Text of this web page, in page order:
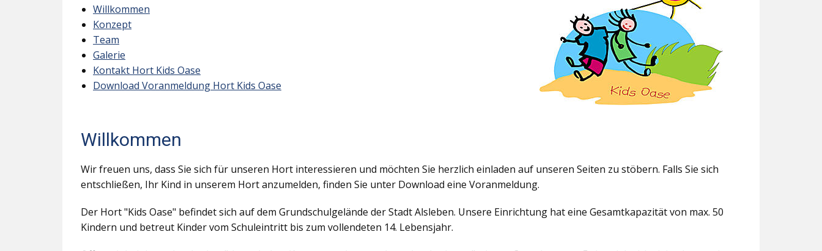
Willkommen
Konzept
Team
Galerie
Kontakt Hort Kids Oase
Download Voranmeldung Hort Kids Oase
Willkommen
Wir freuen uns, dass Sie sich für unseren Hort interessieren und möchten Sie herzlich einladen auf unseren Seiten zu stöbern. Falls Sie sich
entschließen, Ihr Kind in unserem Hort anzumelden, finden Sie unter Download eine Voranmeldung.
Der Hort "Kids Oase" befindet sich auf dem Grundschulgelände der Stadt Alsleben. Unsere Einrichtung hat eine Gesamtkapazität von max. 50
Kindern und betreut Kinder vom Schuleintritt bis zum vollendeten 14. Lebensjahr.